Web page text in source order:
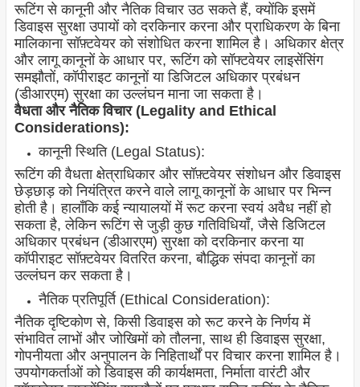
रूटिंग से कानूनी और नैतिक विचार उठ सकते हैं, क्योंकि इसमें
डिवाइस सुरक्षा उपायों को दरकिनार करना और प्राधिकरण के बिना
मालिकाना सॉफ़्टवेयर को संशोधित करना शामिल है। अधिकार क्षेत्र
और लागू कानूनों के आधार पर, रूटिंग को सॉफ्टवेयर लाइसेंसिंग
समझौतों, कॉपीराइट कानूनों या डिजिटल अधिकार प्रबंधन
(डीआरएम) सुरक्षा का उल्लंघन माना जा सकता है।
वैधता और नैतिक विचार (Legality and Ethical
Considerations):
कानूनी स्थिति (Legal Status):
रूटिंग की वैधता क्षेत्राधिकार और सॉफ़्टवेयर संशोधन और डिवाइस
छेड़छाड़ को नियंत्रित करने वाले लागू कानूनों के आधार पर भिन्न
होती है। हालाँकि कई न्यायालयों में रूट करना स्वयं अवैध नहीं हो
सकता है, लेकिन रूटिंग से जुड़ी कुछ गतिविधियाँ, जैसे डिजिटल
अधिकार प्रबंधन (डीआरएम) सुरक्षा को दरकिनार करना या
कॉपीराइट सॉफ़्टवेयर वितरित करना, बौद्धिक संपदा कानूनों का
उल्लंघन कर सकता है।
नैतिक प्रतिपूर्ति (Ethical Consideration):
नैतिक दृष्टिकोण से, किसी डिवाइस को रूट करने के निर्णय में
संभावित लाभों और जोखिमों को तौलना, साथ ही डिवाइस सुरक्षा,
गोपनीयता और अनुपालन के निहितार्थों पर विचार करना शामिल है।
उपयोगकर्ताओं को डिवाइस की कार्यक्षमता, निर्माता वारंटी और